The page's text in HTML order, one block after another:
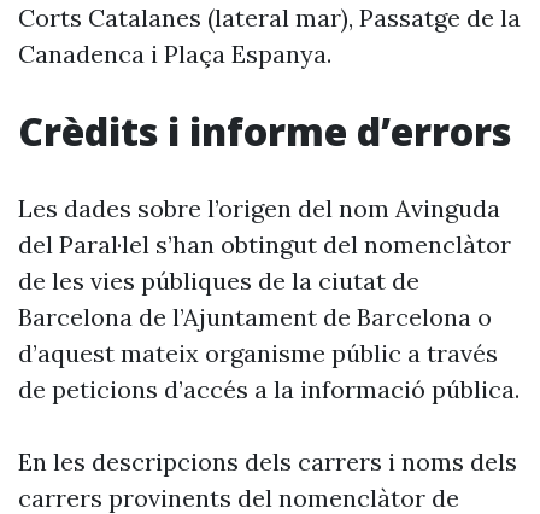
Corts Catalanes (lateral mar), Passatge de la
Canadenca i Plaça Espanya.
Crèdits i informe d’errors
Les dades sobre l’origen del nom Avinguda
del Paral·lel s’han obtingut del nomenclàtor
de les vies públiques de la ciutat de
Barcelona de l’Ajuntament de Barcelona o
d’aquest mateix organisme públic a través
de peticions d’accés a la informació pública.
En les descripcions dels carrers i noms dels
carrers provinents del nomenclàtor de